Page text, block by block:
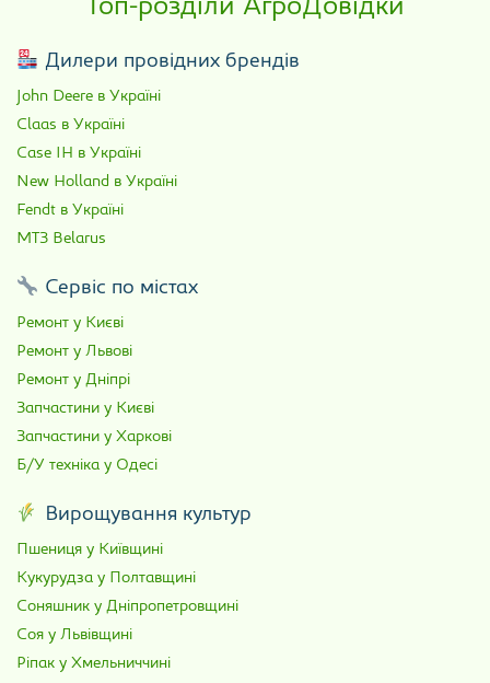
Топ-розділи АгроДовідки
Дилери провідних брендів
John Deere в Україні
Claas в Україні
Case IH в Україні
New Holland в Україні
Fendt в Україні
МТЗ Belarus
Сервіс по містах
Ремонт у Києві
Ремонт у Львові
Ремонт у Дніпрі
Запчастини у Києві
Запчастини у Харкові
Б/У техніка у Одесі
Вирощування культур
Пшениця у Київщині
Кукурудза у Полтавщині
Соняшник у Дніпропетровщині
Соя у Львівщині
Ріпак у Хмельниччині